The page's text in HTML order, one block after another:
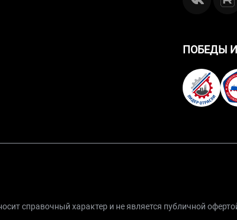
ПОБЕДЫ
справочный характер и не является публичной